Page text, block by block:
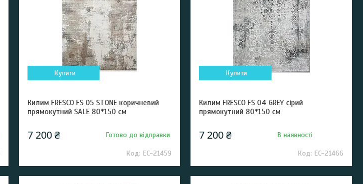
Купити
Килим FRESCO FS 05 STONE коричневий
прямокутний SALE 80*150 см
7 200 ₴ Готово до відправки
EC-21459
Купити
Килим FRESCO FS 04 GREY сірий
прямокутний 80*150 см
7 200 ₴ В наявності
EC-21466